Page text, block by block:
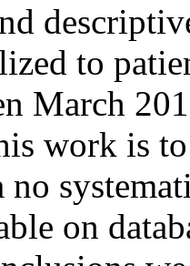
to
March
work is
no
on